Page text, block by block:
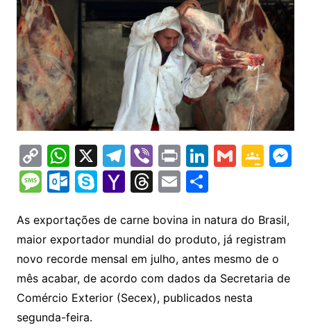
C
o
p
y
Li
n
k
W
h
at
s
A
p
p
X T
el
e
gr
a
m
Vi
b
er
Pr
in
t
Li
n
k
e
dI
n
G
l
G
gl
e
Cl
a
M
M
s
s
a
g
e
O
lo
o
k.
c
o
S
y
p
e
Y
h
o
o
M
T
e
a
d
s
E
ai
l
S
ar
e
As exportações de carne bovina in natura do Brasil,
maior exportador mundial do produto, já registram
novo recorde mensal em julho, antes mesmo de o
mês acabar, de acordo com dados da Secretaria de
Comércio Exterior (Secex), publicados nesta
segunda-feira.